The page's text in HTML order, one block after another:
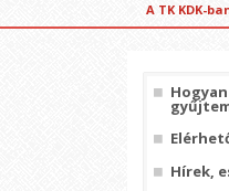
A TK KDK-
Hírek,